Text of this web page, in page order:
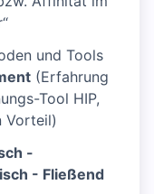
und Tools
(Erfahrung
Tool HIP,
Vorteil)
-
- Fließend